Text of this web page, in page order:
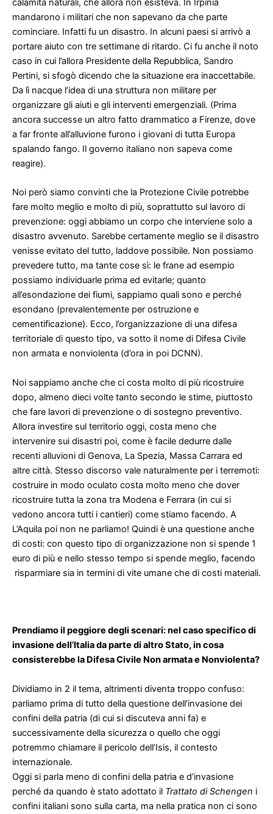
calamità naturali, che allora non esisteva. In Irpinia
mandarono i militari che non sapevano da che parte
cominciare. Infatti fu un disastro. In alcuni paesi si arrivò a
portare aiuto con tre settimane di ritardo. Ci fu anche il noto
caso in cui l’allora Presidente della Repubblica, Sandro
Pertini, si sfogò dicendo che la situazione era inaccettabile.
Da lì nacque l’idea di una struttura non militare per
organizzare gli aiuti e gli interventi emergenziali. (Prima
ancora successe un altro fatto drammatico a Firenze, dove
a far fronte all’alluvione furono i giovani di tutta Europa
spalando fango. Il governo italiano non sapeva come
reagire).
Noi però siamo convinti che la Protezione Civile potrebbe
fare molto meglio e molto di più, soprattutto sul lavoro di
prevenzione: oggi abbiamo un corpo che interviene solo a
disastro avvenuto. Sarebbe certamente meglio se il disastro
venisse evitato del tutto, laddove possibile. Non possiamo
prevedere tutto, ma tante cose sì: le frane ad esempio
possiamo individuarle prima ed evitarle; quanto
all’esondazione dei fiumi, sappiamo quali sono e perché
esondano (prevalentemente per ostruzione e
cementificazione). Ecco, l’organizzazione di una difesa
territoriale di questo tipo, va sotto il nome di Difesa Civile
non armata e nonviolenta (d’ora in poi DCNN).
Noi sappiamo anche che ci costa molto di più ricostruire
dopo, almeno dieci volte tanto secondo le stime, piuttosto
che fare lavori di prevenzione o di sostegno preventivo.
Allora investire sul territorio oggi, costa meno che
intervenire sui disastri poi, come è facile dedurre dalle
recenti alluvioni di Genova, La Spezia, Massa Carrara ed
altre città. Stesso discorso vale naturalmente per i terremoti:
costruire in modo oculato costa molto meno che dover
ricostruire tutta la zona tra Modena e Ferrara (in cui si
vedono ancora tutti i cantieri) come stiamo facendo. A
L’Aquila poi non ne parliamo! Quindi è una questione anche
di costi: con questo tipo di organizzazione non si spende 1
euro di più e nello stesso tempo si spende meglio, facendo
risparmiare sia in termini di vite umane che di costi materiali.
Prendiamo il peggiore degli scenari: nel caso specifico di
invasione dell’Italia da parte di altro Stato, in cosa
consisterebbe la Difesa Civile Non armata e Nonviolenta?
Dividiamo in 2 il tema, altrimenti diventa troppo confuso:
parliamo prima di tutto della questione dell’invasione dei
confini della patria (di cui si discuteva anni fa) e
successivamente della sicurezza o quello che oggi
potremmo chiamare il pericolo dell’Isis, il contesto
internazionale.
Oggi si parla meno di confini della patria e d’invasione
perché da quando è stato adottato il Trattato di Schengen i
confini italiani sono sulla carta, ma nella pratica non ci sono